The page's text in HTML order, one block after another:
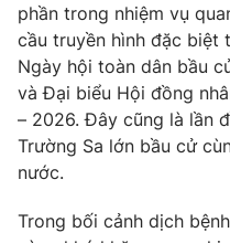
phần trong nhiệm vụ
cầu truyền hình đặc biệt
Ngày hội toàn dân bầu
và Đại biểu Hội đồng
– 2026. Đây cũng là lần
Trường Sa lớn bầu cử
nước.
Trong bối cảnh dịch